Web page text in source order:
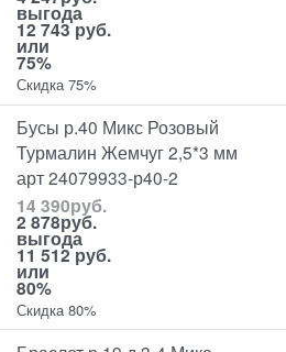
выгода
12 743 руб.
или
75%
Скидка 75%
Бусы р.40 Микс Розовый
Турмалин Жемчуг 2,5*3 мм
арт 24079933-р40-2
14 390руб.
2 878руб.
выгода
11 512 руб.
или
80%
Скидка 80%